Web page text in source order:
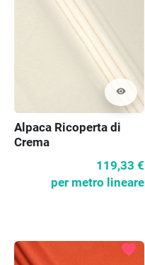
visibility
Alpaca Ricoperta di
Crema
119,33 €
per metro lineare
favorite